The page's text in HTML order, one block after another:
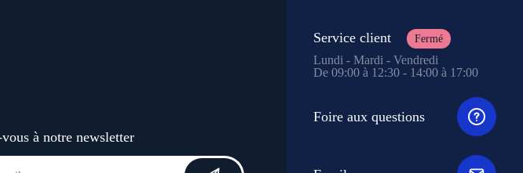
à notre newsletter
Service client Fermé
Lundi - Mardi - Vendredi
De 09:00 à 12:30 - 14:00 à 17:00
Foire aux questions